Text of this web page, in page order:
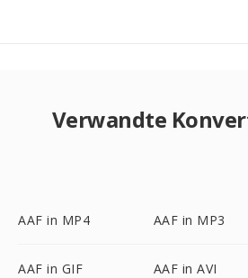
Verwandte
AAF in MP4 AAF in MP3
AAF in GIF AAF in AVI